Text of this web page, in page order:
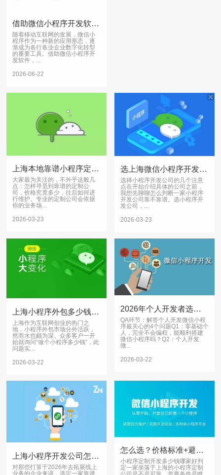
借助微信小程序开发软件，实现快速设计与开发
随着移动互联网的发展，微信小
程序作为一种新的应用形态，逐
渐成为各行各业企业数字化转型
的重要工具。借助微信小程序开
发软件，...
2026-06-22
上海本地靠谱小程序定制公司怎么选？价格多少？
大家最为关注的，不外乎这般几
点：怎样寻觅到靠谱的定制公
司，价格究竟多少，往后如何进
行维护。专业的定制公司会依据
你的业务场...
2026-03-23
选上海微信小程序开发公司避坑指南，这些要点要知道
选择小程序开发公司的几个注意
点在开始介绍具体的公司之前，
我想先聊聊怎么判断一家小程序
开发公司靠不靠谱。选小程序开
发公司，...
2026-03-23
上海小程序外包多少钱？3招教你选对靠谱公司
上海作为互联网创业的热门之
地，小程序外包市场分外活跃，
然而水也颇为深。众多客户一开
始就询问“做个小程序多少钱”，此
问题实...
2026-03-22
2026年个人开发者选微信小程序开发公司，这5家值得看
QA环节：解答个人开发微信小程
序最关心的4个问题Q1：零基础个
人，完全不会编程，能顺利搭建
微信小程序吗？Q2：个人开发
微...
2026-03-22
上海小程序开发公司怎么选？2026企业避坑指南
对那些打算于2026年去拓展线上
业务的企业来讲，选定一家靠谱
怎么选？价格标准+避坑指南
小程序定制开发多少钱哪家好判
定一家坐落于上海的小程序定制